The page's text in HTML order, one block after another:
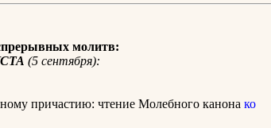
молитв:
(5 сентября):
причастию: чтение Молебного канона ко